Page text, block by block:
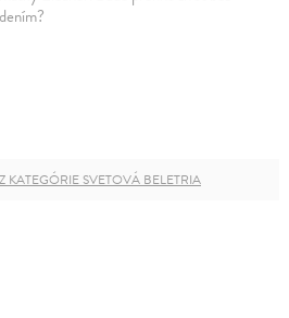
KATEGÓRIE SVETOVÁ BELETRIA